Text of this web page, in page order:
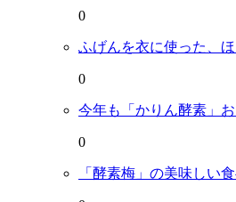
0
ふげんを衣に使った、
0
今年も「かりん酵素」
0
「酵素梅」の美味しい